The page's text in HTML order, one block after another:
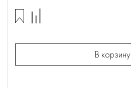
В корзину